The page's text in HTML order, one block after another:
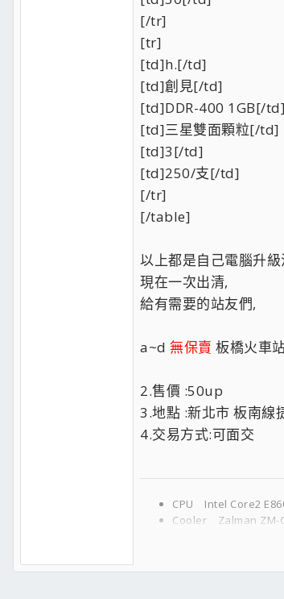
[/tr]
[tr]
[td]h.[/td]
[td]創見[/td]
[td]DDR-400 1GB[/td]
[td]三星雙面顆粒[/td]
[td]3[/td]
[td]250/支[/td]
[/tr]
[/table]
以上都是自己電腦升
現在一次出清,
給有需要的站友們,
a~d 無保賣 板橋火車
2.售價 :50up
3.地點 :新北市 板南線
4.交易方式:可面交
CPU Intel Core2
Cooler Zalman ZM-
VGA ASUS DUAL-